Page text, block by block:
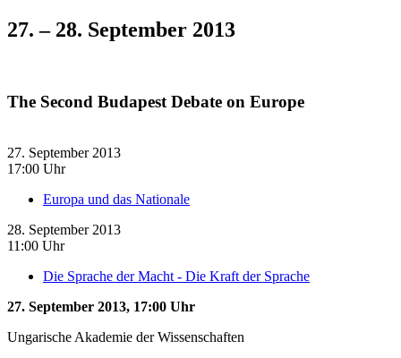
27. – 28. September 2013
The Second Budapest Debate on Europe
27. September 2013
17:00 Uhr
Europa und das Nationale
28. September 2013
11:00 Uhr
Die Sprache der Macht - Die Kraft der Sprache
27. September 2013, 17:00 Uhr
Ungarische Akademie der Wissenschaften